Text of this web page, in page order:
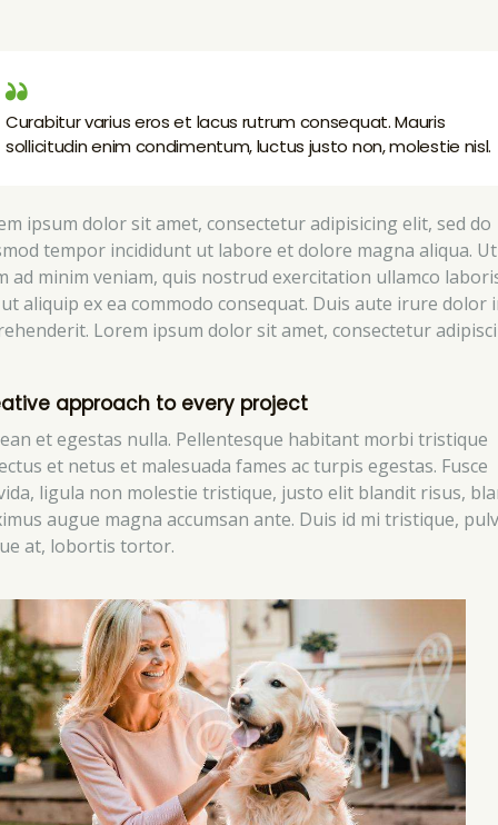
Curabitur varius eros et lacus rutrum consequat. Mauris
sollicitudin enim condimentum, luctus justo non, molestie nisl.
ipsum dolor sit amet, consectetur adipisicing elit, sed do
tempor incididunt ut labore et dolore magna aliqua. Ut
ad minim veniam, quis nostrud exercitation ullamco
aliquip ex ea commodo consequat. Duis aute irure dolor
Lorem ipsum dolor sit amet, consectetur
approach to every project
et egestas nulla. Pellentesque habitant morbi tristique
et netus et malesuada fames ac turpis egestas. Fusce
ligula non molestie tristique, justo elit blandit risus,
augue magna accumsan ante. Duis id mi tristique,
at, lobortis tortor.